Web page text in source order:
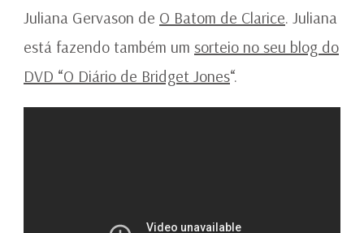
Juliana Gervason de O Batom de Clarice. Juliana
está fazendo também um sorteio no seu blog do
DVD “O Diário de Bridget Jones“.